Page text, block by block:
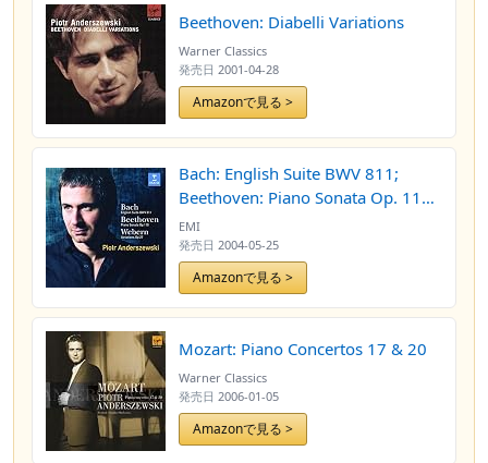
Beethoven: Diabelli Variations
Warner Classics
発売日 2001-04-28
Amazonで見る >
Bach: English Suite BWV 811;
Beethoven: Piano Sonata Op. 110;
Webern: Variations, Op. 27
EMI
発売日 2004-05-25
Amazonで見る >
Mozart: Piano Concertos 17 & 20
Warner Classics
発売日 2006-01-05
Amazonで見る >